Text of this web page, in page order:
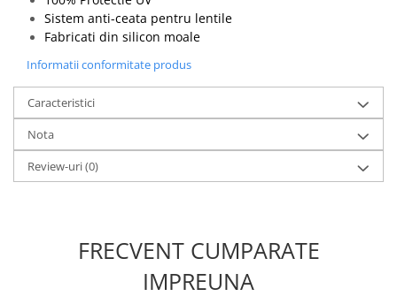
Sistem anti-ceata pentru lentile
Fabricati din silicon moale
Informatii conformitate produs
Caracteristici
Nota
Review-uri(0)
FRECVENT CUMPARATE
IMPREUNA